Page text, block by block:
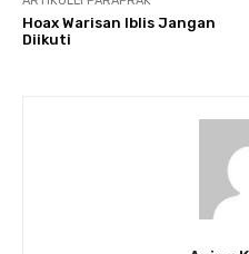
Hoax Warisan Iblis Jangan
Diikuti